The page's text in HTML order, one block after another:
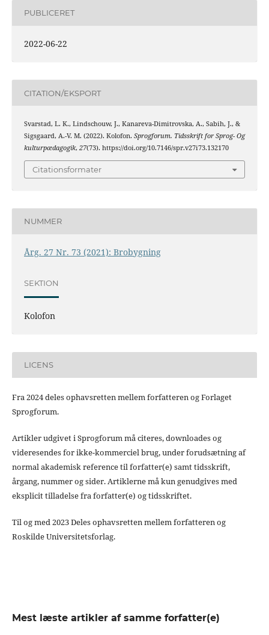
PUBLICERET
2022-06-22
CITATION/EKSPORT
Svarstad, L. K., Lindschouw, J., Kanareva-Dimitrovska, A., Sabih, J., &
Sigsgaard, A.-V. M. (2022). Kolofon. Sprogforum. Tidsskrift for Sprog- Og
kulturpædagogik, 27(73). https://doi.org/10.7146/spr.v27i73.132170
Citationsformater
NUMMER
Årg. 27 Nr. 73 (2021): Brobygning
SEKTION
Kolofon
LICENS
Fra 2024 deles ophavsretten mellem forfatteren og Forlaget
Sprogforum.
Artikler udgivet i Sprogforum må citeres, downloades og
videresendes for ikke-kommerciel brug, under forudsætning af
normal akademisk reference til forfatter(e) samt tidsskrift,
årgang, nummer og sider. Artiklerne må kun genudgives med
eksplicit tilladelse fra forfatter(e) og tidsskriftet.
Til og med 2023 Deles ophavsretten mellem forfatteren og
Roskilde Universitetsforlag.
Mest læste artikler af samme forfatter(e)